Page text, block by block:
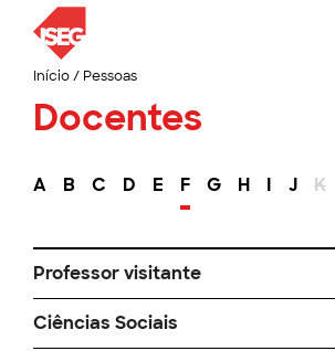
Início/ Pessoas
Docentes
A B C D E F G H I J K
Professor visitante
Ciências Sociais